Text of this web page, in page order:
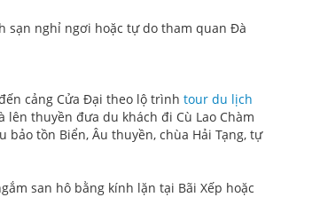
sạn nghỉ ngơi hoặc tự do tham quan Đà
cảng Cửa Đại theo lộ trình tour du lịch
thuyền đưa du khách đi Cù Lao Chàm
bảo tồn Biển, Âu thuyền, chùa Hải Tạng, tự
san hô bằng kính lặn tại Bãi Xếp hoặc